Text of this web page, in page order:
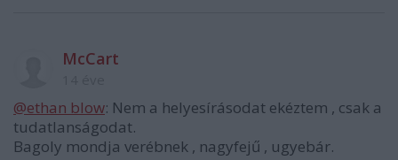
McCart
@ethan blow: Nem a helyesírásodat ekéztem , csak a
tudatlanságodat.
Bagoly mondja verébnek , nagyfejű , ugyebár.